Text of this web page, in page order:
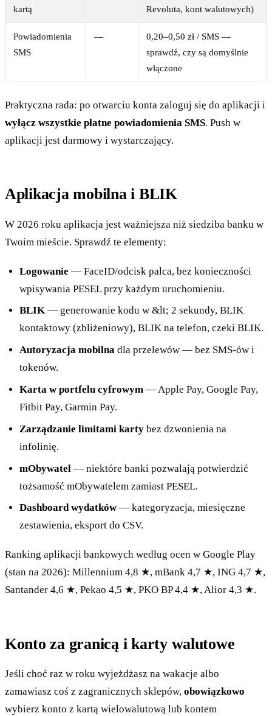
kartą
Revoluta, kont walutowych)
Powiadomienia
SMS
—
0,20–0,50 zł / SMS —
sprawdź, czy są domyślnie
włączone
Praktyczna rada: po otwarciu konta zaloguj się do aplikacji i
wyłącz wszystkie płatne powiadomienia SMS. Push w
aplikacji jest darmowy i wystarczający.
Aplikacja mobilna i BLIK
W 2026 roku aplikacja jest ważniejsza niż siedziba banku w
Twoim mieście. Sprawdź te elementy:
Logowanie — FaceID/odcisk palca, bez konieczności
wpisywania PESEL przy każdym uruchomieniu.
BLIK — generowanie kodu w &lt; 2 sekundy, BLIK
kontaktowy (zbliżeniowy), BLIK na telefon, czeki BLIK.
Autoryzacja mobilna dla przelewów — bez SMS-ów i
tokenów.
Karta w portfelu cyfrowym — Apple Pay, Google Pay,
Fitbit Pay, Garmin Pay.
Zarządzanie limitami karty bez dzwonienia na
infolinię.
mObywatel — niektóre banki pozwalają potwierdzić
tożsamość mObywatelem zamiast PESEL.
Dashboard wydatków— kategoryzacja, miesięczne
zestawienia, eksport do CSV.
Ranking aplikacji bankowych według ocen w Google Play
(stan na 2026): Millennium 4,8 ★, mBank 4,7 ★, ING 4,7 ★,
Santander 4,6 ★, Pekao 4,5 ★, PKO BP 4,4 ★, Alior 4,3 ★.
Konto za granicą i karty walutowe
Jeśli choć raz w roku wyjeżdżasz na wakacje albo
zamawiasz coś z zagranicznych sklepów, obowiązkowo
wybierz konto z kartą wielowalutową lub kontem